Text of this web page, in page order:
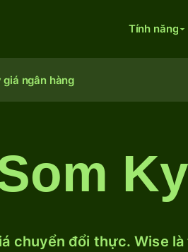
Tính năng
giá ngân hàng
chuyển đổi thực. Wise là